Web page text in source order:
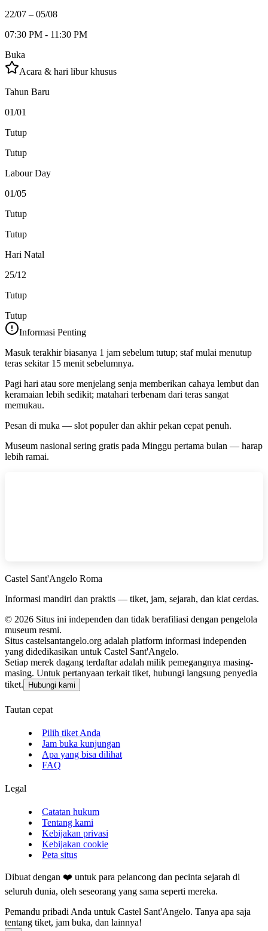
22/07 – 05/08
07:30 PM - 11:30 PM
Buka
Acara & hari libur khusus
Tahun Baru
01/01
Tutup
Tutup
Labour Day
01/05
Tutup
Tutup
Hari Natal
25/12
Tutup
Tutup
Informasi Penting
Masuk terakhir biasanya 1 jam sebelum tutup; staf mulai menutup
teras sekitar 15 menit sebelumnya.
Pagi hari atau sore menjelang senja memberikan cahaya lembut dan
keramaian lebih sedikit; matahari terbenam dari teras sangat
memukau.
Pesan di muka — slot populer dan akhir pekan cepat penuh.
Museum nasional sering gratis pada Minggu pertama bulan — harap
lebih ramai.
Castel Sant'Angelo Roma
Informasi mandiri dan praktis — tiket, jam, sejarah, dan kiat cerdas.
© 2026 Situs ini independen dan tidak berafiliasi dengan pengelola
museum resmi.
Situs castelsantangelo.org adalah platform informasi independen
yang didedikasikan untuk Castel Sant'Angelo.
Setiap merek dagang terdaftar adalah milik pemegangnya masing-
masing. Untuk pertanyaan terkait tiket, hubungi langsung penyedia
tiket.
Hubungi kami
Tautan cepat
Pilih tiket Anda
Jam buka kunjungan
Apa yang bisa dilihat
FAQ
Legal
Catatan hukum
Tentang kami
Kebijakan privasi
Kebijakan cookie
Peta situs
Dibuat dengan ❤️ untuk para pelancong dan pecinta sejarah di
seluruh dunia, oleh seseorang yang sama seperti mereka.
Pemandu pribadi Anda untuk Castel Sant'Angelo. Tanya apa saja
tentang tiket, jam buka, dan lainnya!